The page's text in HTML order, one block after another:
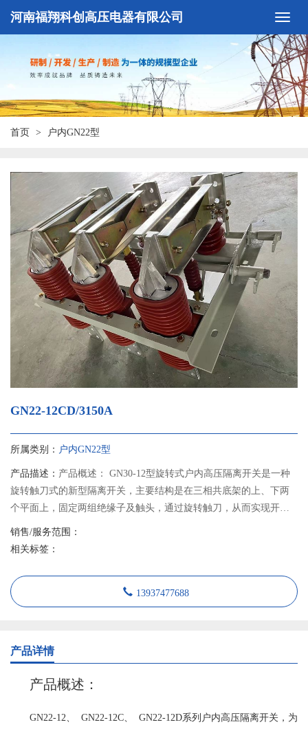
河南福翔科创高压电器有限公司
首页 户内GN22型
GN22-12CD/3150A
所属类别： 户内GN22型
产品描述： 产品概述： GN30-12型旋转式户内高压隔离开关是一种
旋转触刀式的新型隔离开关，主要结构是在三相共底架的上、下两
个平面上，固定两组绝缘子及触头，通过旋转触刀，从而实现开关
的分合闸。 GN30-12D型开关是在GN30-12型开关基础上增加带接地
刀的形式，可满足不同电力系统的需要。本产品设计紧凑、占用空
隔离开关和接地开关》的要求，适用于额定电压12千伏交流50Hz及
以下户内系统中，作为在有电压无负载情况下，分合电路之用。可
与高压开关柜配套使用，也可单独使用。 隔离开关采用JSXGN-12型
靠。触头采用片状触指，线状接触，降低了操作力并增加了转动灵
活性。 GN30-12型分平装型、穿墙型、平装接地型、穿墙接地型，
接地型又分动触头侧接地、静触头侧接地和动静触头双接地等。额
也可选电动操作机构。 使用环境条件： a、海拔不超过1000m(普通
销售/服务范围：
相关标签：
13937477688
产品详情
产品概述：
GN22-12、 GN22-12C、 GN22-12D系列户内高压隔离开关，为